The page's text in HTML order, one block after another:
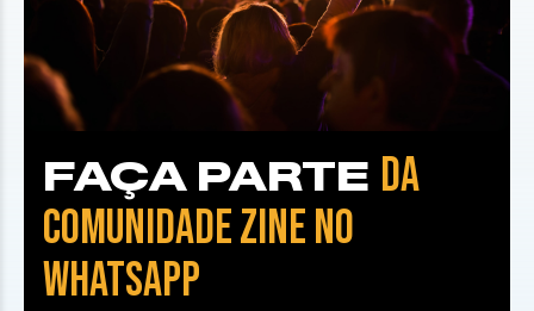
FAÇA PARTE DA
COMUNIDADE ZINE NO
WHATSAPP